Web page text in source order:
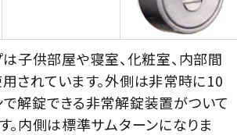
子供部屋や寝室、化粧室、内部間
されています。外側は非常時に10
解錠できる非常解錠装置がついて
。内側は標準サムターンになりま